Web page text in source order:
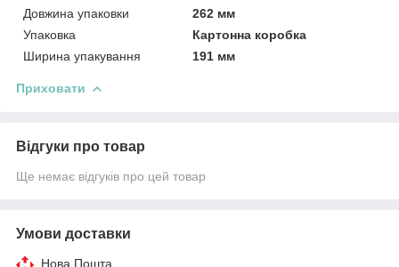
Довжина упаковки
262 мм
Упаковка
Картонна коробка
Ширина упакування
191 мм
Приховати
Відгуки про товар
Ще немає відгуків про цей товар
Умови доставки
Нова Пошта